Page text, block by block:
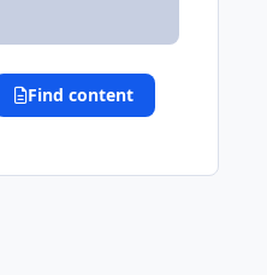
Find content